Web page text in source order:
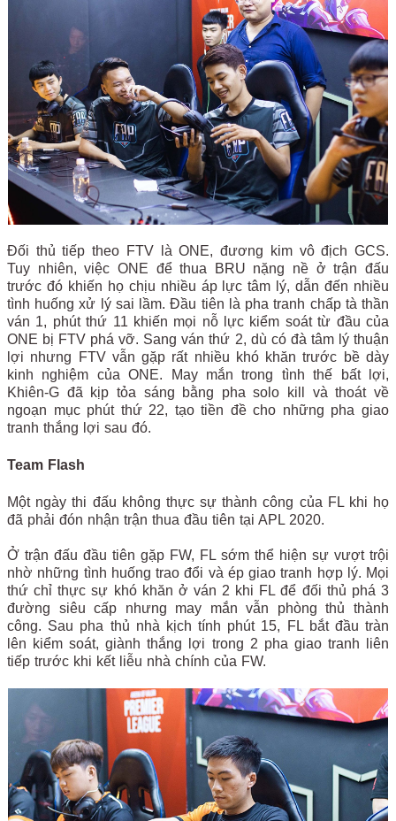
Đối thủ tiếp theo FTV là ONE, đương kim vô địch GCS.
Tuy nhiên, việc ONE để thua BRU nặng nề ở trận đấu
trước đó khiến họ chịu nhiều áp lực tâm lý, dẫn đến nhiều
tình huống xử lý sai lầm. Đầu tiên là pha tranh chấp tà thần
ván 1, phút thứ 11 khiến mọi nỗ lực kiểm soát từ đầu của
ONE bị FTV phá vỡ. Sang ván thứ 2, dù có đà tâm lý thuận
lợi nhưng FTV vẫn gặp rất nhiều khó khăn trước bề dày
kinh nghiệm của ONE. May mắn trong tình thế bất lợi,
Khiên-G đã kịp tỏa sáng bằng pha solo kill và thoát về
ngoạn mục phút thứ 22, tạo tiền đề cho những pha giao
tranh thắng lợi sau đó.
Team Flash
Một ngày thi đấu không thực sự thành công của FL khi họ
đã phải đón nhận trận thua đầu tiên tại APL 2020.
Ở trận đấu đầu tiên gặp FW, FL sớm thể hiện sự vượt trội
nhờ những tình huống trao đổi và ép giao tranh hợp lý. Mọi
thứ chỉ thực sự khó khăn ở ván 2 khi FL để đối thủ phá 3
đường siêu cấp nhưng may mắn vẫn phòng thủ thành
công. Sau pha thủ nhà kịch tính phút 15, FL bắt đầu tràn
lên kiểm soát, giành thắng lợi trong 2 pha giao tranh liên
tiếp trước khi kết liễu nhà chính của FW.